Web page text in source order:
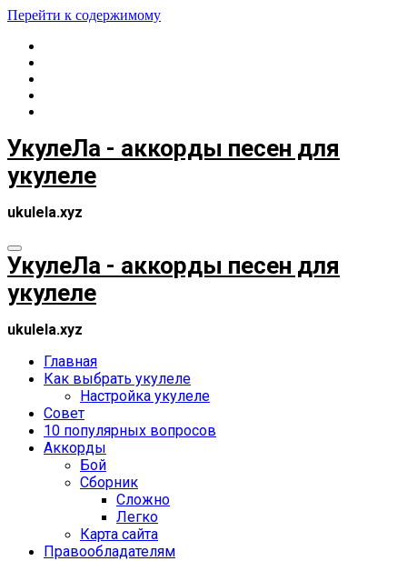
Перейти к содержимому
УкулеЛа - аккорды песен для
укулеле
ukulela.xyz
УкулеЛа - аккорды песен для
укулеле
ukulela.xyz
Главная
Как выбрать укулеле
Настройка укулеле
Совет
10 популярных вопросов
Аккорды
Бой
Сборник
Сложно
Легко
Карта сайта
Правообладателям